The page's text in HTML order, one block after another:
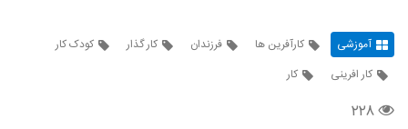
آموزشی کارآفرین ها فرزندان کار گذار
کودک کار
کار افرینی
کار
۲۲۸